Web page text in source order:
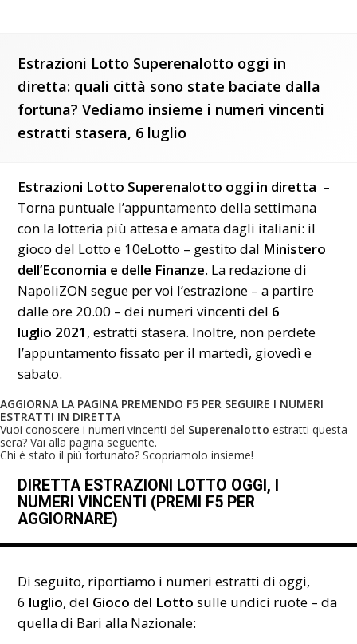
Estrazioni Lotto Superenalotto oggi in
diretta: quali città sono state baciate dalla
fortuna? Vediamo insieme i numeri vincenti
estratti stasera, 6 luglio
Estrazioni Lotto Superenalotto oggi in diretta –
Torna puntuale l’appuntamento della settimana
con la lotteria più attesa e amata dagli italiani: il
gioco del Lotto e 10eLotto – gestito dal Ministero
dell’Economia e delle Finanze. La redazione di
NapoliZON segue per voi l’estrazione – a partire
dalle ore 20.00 – dei numeri vincenti del 6
luglio 2021 , estratti stasera. Inoltre, non perdete
l’appuntamento fissato per il martedì, giovedì e
sabato.
AGGIORNA LA PAGINA PREMENDO F5 PER SEGUIRE I NUMERI
ESTRATTI IN DIRETTA
Vuoi conoscere i numeri vincenti del Superenalotto estratti questa
sera? Vai alla pagina seguente.
Chi è stato il più fortunato? Scopriamolo insieme!
DIRETTA ESTRAZIONI LOTTO OGGI, I
NUMERI VINCENTI (PREMI F5 PER
AGGIORNARE)
Di seguito, riportiamo i numeri estratti di oggi,
6 luglio, del Gioco del Lotto sulle undici ruote – da
quella di Bari alla Nazionale: